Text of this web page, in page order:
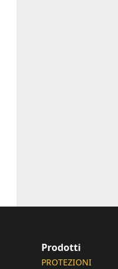
Prodotti
PROTEZIONI